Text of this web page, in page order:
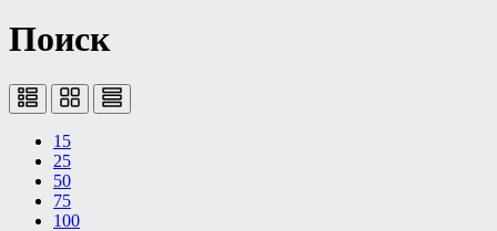
Поиск
15
25
50
75
100